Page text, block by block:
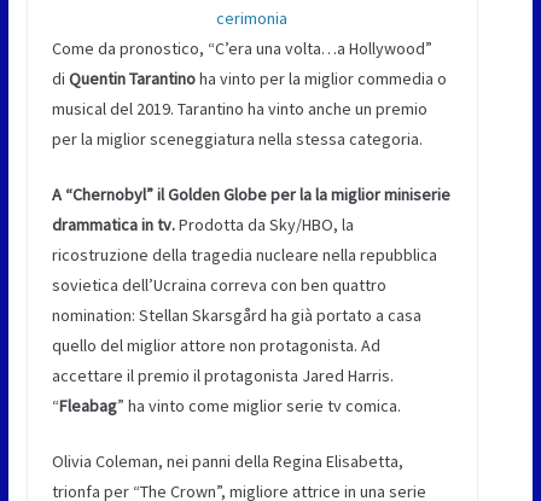
cerimonia
Come da pronostico, “C’era una volta…a Hollywood”
di Quentin Tarantinoha vinto per la miglior commedia o
musical del 2019. Tarantino ha vinto anche un premio
per la miglior sceneggiatura nella stessa categoria.
A “Chernobyl” il Golden Globe per la la miglior miniserie
drammatica in tv.Prodotta da Sky/HBO, la
ricostruzione della tragedia nucleare nella repubblica
sovietica dell’Ucraina correva con ben quattro
nomination: Stellan Skarsgård ha già portato a casa
quello del miglior attore non protagonista. Ad
accettare il premio il protagonista Jared Harris.
“Fleabag” ha vinto come miglior serie tv comica.
Olivia Coleman, nei panni della Regina Elisabetta,
trionfa per “The Crown”, migliore attrice in una serie